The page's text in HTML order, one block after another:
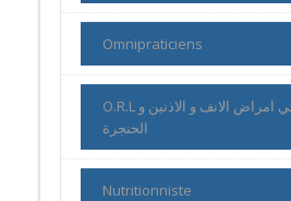
Omnipraticiens
O.R.L اخصائي امراض الانف و الاذنين و
الحنجرة
Nutritionniste